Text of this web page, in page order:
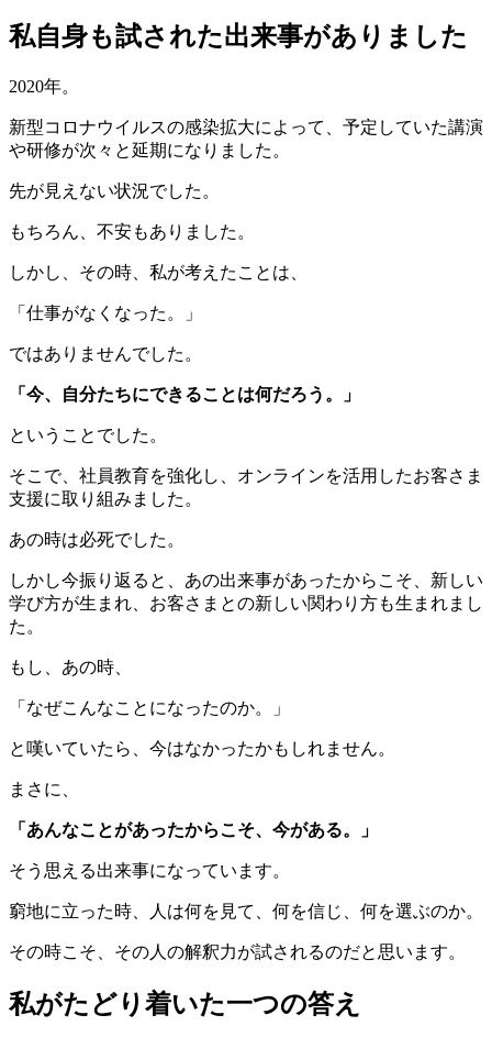
私自身も試された出来事がありました
2020年。
新型コロナウイルスの感染拡大によって、予定していた講演
や研修が次々と延期になりました。
先が見えない状況でした。
もちろん、不安もありました。
しかし、その時、私が考えたことは、
「仕事がなくなった。」
ではありませんでした。
「今、自分たちにできることは何だろう。」
ということでした。
そこで、社員教育を強化し、オンラインを活用したお客さま
支援に取り組みました。
あの時は必死でした。
しかし今振り返ると、あの出来事があったからこそ、新しい
学び方が生まれ、お客さまとの新しい関わり方も生まれまし
た。
もし、あの時、
「なぜこんなことになったのか。」
と嘆いていたら、今はなかったかもしれません。
まさに、
「あんなことがあったからこそ、今がある。」
そう思える出来事になっています。
窮地に立った時、人は何を見て、何を信じ、何を選ぶのか。
その時こそ、その人の解釈力が試されるのだと思います。
私がたどり着いた一つの答え